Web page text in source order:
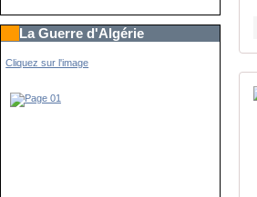
La Guerre d'Algérie
Cliquez sur l'image